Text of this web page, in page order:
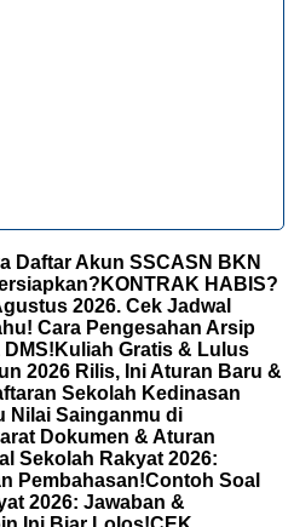
Daftar Akun SSCASN BKN
KONTRAK HABIS?
2026. Cek Jadwal
Cara Pengesahan Arsip
Kuliah Gratis & Lulus
2026 Rilis, Ini Aturan Baru &
Sekolah Kedinasan
Nilai Sainganmu di
Dokumen & Aturan
Sekolah Rakyat 2026:
Pembahasan!Contoh Soal
2026: Jawaban &